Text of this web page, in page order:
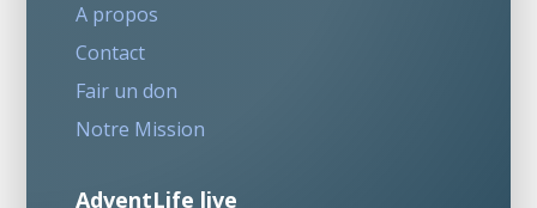
A propos
Contact
Fair un don
Notre Mission
AdventLife live